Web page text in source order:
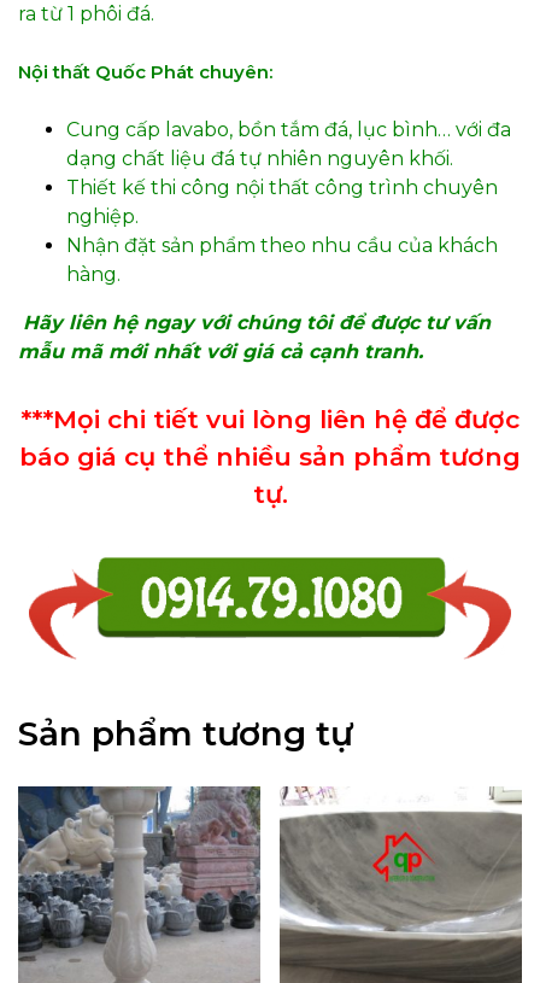
ra từ 1 phôi đá.
Nội thất Quốc Phát chuyên:
Cung cấp lavabo, bồn tắm đá, lục bình… với đa
dạng chất liệu đá tự nhiên nguyên khối.
Thiết kế thi công nội thất công trình chuyên
nghiệp.
Nhận đặt sản phẩm theo nhu cầu của khách
hàng.
Hãy liên hệ ngay với chúng tôi để được tư vấn
mẫu mã mới nhất với giá cả cạnh tranh.
***Mọi chi tiết vui lòng liên hệ để được
báo giá cụ thể nhiều sản phẩm tương
tự.
Sản phẩm tương tự